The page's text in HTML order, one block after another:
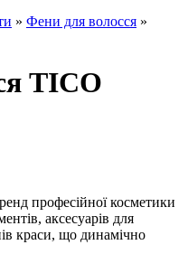
» Фени для волосся »
TICO
професійної косметики
аксесуарів для
краси, що динамічно